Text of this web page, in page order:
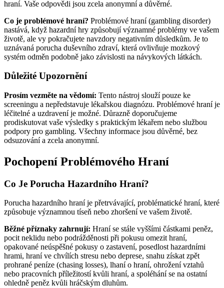
hraní. Vaše odpovědi jsou zcela anonymní a důvěrné.
Co je problémové hraní? Problémové hraní (gambling disorder)
nastává, když hazardní hry způsobují významné problémy ve vašem
životě, ale vy pokračujete navzdory negativním důsledkům. Je to
uznávaná porucha duševního zdraví, která ovlivňuje mozkový
systém odměn podobně jako závislosti na návykových látkách.
Důležité Upozornění
Prosím vezměte na vědomí: Tento nástroj slouží pouze ke
screeningu a nepředstavuje lékařskou diagnózu. Problémové hraní je
léčitelné a uzdravení je možné. Důrazně doporučujeme
prodiskutovat vaše výsledky s praktickým lékařem nebo službou
podpory pro gambling. Všechny informace jsou důvěrné, bez
odsuzování a zcela anonymní.
Pochopení Problémového Hraní
Co Je Porucha Hazardního Hraní?
Porucha hazardního hraní je přetrvávající, problématické hraní, které
způsobuje významnou tíseň nebo zhoršení ve vašem životě.
Běžné příznaky zahrnují: Hraní se stále vyššími částkami peněz,
pocit neklidu nebo podrážděnosti při pokusu omezit hraní,
opakované neúspěšné pokusy o zastavení, posedlost hazardními
hrami, hraní ve chvílích stresu nebo deprese, snahu získat zpět
prohrané peníze (chasing losses), lhaní o hraní, ohrožení vztahů
nebo pracovních příležitostí kvůli hraní, a spoléhání se na ostatní
ohledně peněz kvůli hráčským dluhům.